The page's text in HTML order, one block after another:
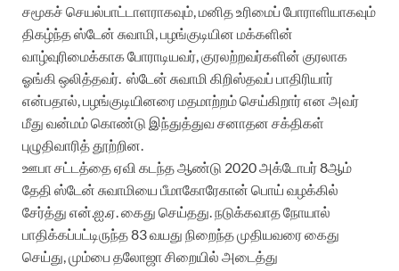
சமூகச் செயல்பாட்டாளராகவும், மனித உரிமைப் போராளியாகவும்
திகழ்ந்த ஸ்டேன் சுவாமி, பழங்குடியின மக்களின்
வாழ்வுரிமைக்காக போராடியவர், குரலற்றவர்களின் குரலாக
ஓங்கி ஒலித்தவர். ஸ்டேன் சுவாமி கிறிஸ்தவப் பாதிரியார்
என்பதால், பழங்குடியினரை மதமாற்றம் செய்கிறார் என அவர்
மீது வன்மம் கொண்டு இந்துத்துவ சனாதன சக்திகள்
புழுதிவாரித் தூற்றின.
ஊபா சட்டத்தை ஏவி கடந்த ஆண்டு 2020 அக்டோபர் 8ஆம்
தேதி ஸ்டேன் சுவாமியை பீமாகோரேகான் பொய் வழக்கில்
சேர்த்து என்.ஐ.ஏ. கைது செய்தது. நடுக்கவாத நோயால்
பாதிக்கப்பட்டிருந்த 83 வயது நிறைந்த முதியவரை கைது
செய்து, மும்பை தலோஜா சிறையில் அடைத்து